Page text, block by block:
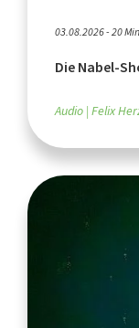
03.08.2026 - 20
Die Nabel-
Audio Felix